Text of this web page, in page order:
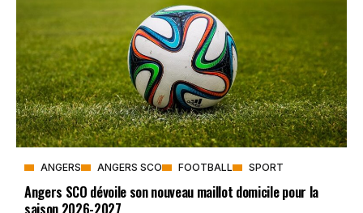
ANGERS ANGERS SCO FOOTBALL SPORT
Angers SCO dévoile son nouveau maillot domicile pour la
saison 2026-2027